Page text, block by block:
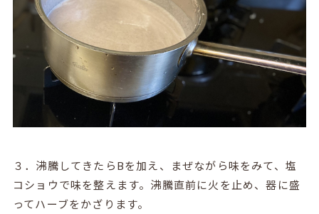
３．沸騰してきたらBを加え、まぜながら味をみて、塩
コショウで味を整えます。沸騰直前に火を止め、器に盛
ってハーブをかざります。